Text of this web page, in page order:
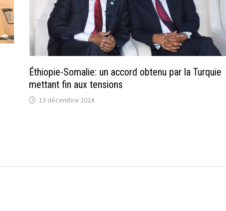
Éthiopie-Somalie: un accord obtenu par la Turquie
mettant fin aux tensions
13 décembre 2024